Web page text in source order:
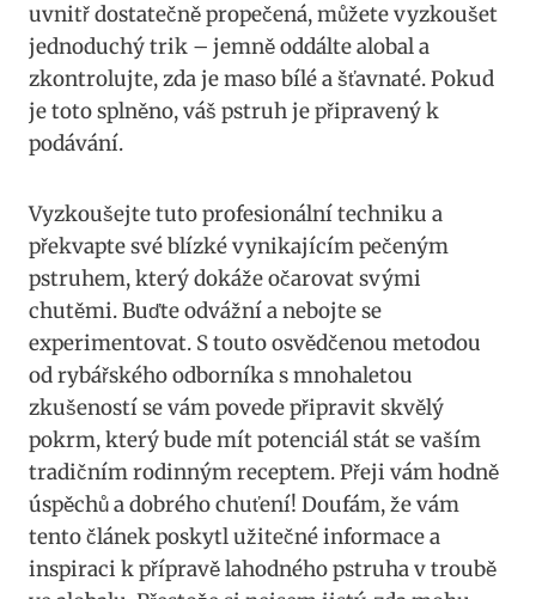
uvnitř⁤ dostatečně propečená, můžete vyzkoušet
jednoduchý trik – ‌jemně oddálte alobal⁢ a⁢
zkontrolujte, zda je maso bílé a šťavnaté. ‌Pokud
je ⁤toto splněno,⁤ váš pstruh⁣ je připravený k
⁤podávání.
Vyzkoušejte tuto profesionální techniku a
překvapte ⁣své blízké⁢ vynikajícím ‍pečeným
pstruhem, který ⁤dokáže očarovat svými‍
chutěmi.‌ Buďte ⁣odvážní a nebojte se
experimentovat. S touto osvědčenou metodou
od rybářského‍ odborníka​ s mnohaletou
⁢zkušeností se vám ⁢povede připravit skvělý‌
pokrm, který ‍bude mít potenciál ‌stát se vaším
‍tradičním⁤ rodinným ‍receptem. Přeji vám‌ hodně
​úspěchů a dobrého‌ chuťení! Doufám, že vám‍
tento článek poskytl ⁢užitečné informace a
inspiraci k přípravě lahodného pstruha ⁣v ⁤troubě